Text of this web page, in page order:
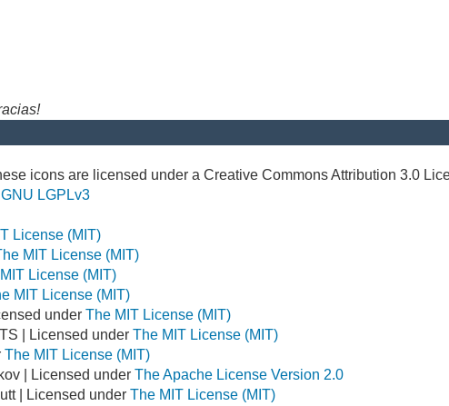
icons are licensed under a Creative Commons Attribution 3.0
GNU LGPLv3
License (MIT)
MIT License (MIT)
License (MIT)
MIT License (MIT)
underThe MIT License (MIT)
| Licensed underThe MIT License (MIT)
The MIT License (MIT)
| Licensed underThe Apache License Version 2.0
| Licensed underThe MIT License (MIT)